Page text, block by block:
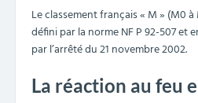
Le classement français « M » (M0
défini par la norme NF P 92-507 et
par l’arrêté du 21 novembre 2002.
La réaction au feu